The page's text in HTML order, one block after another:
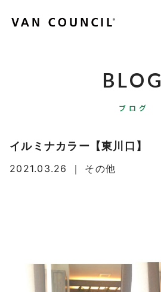
BLOG
ブログ
イルミナカラー【東川口】
2021.03.26 ｜ その他